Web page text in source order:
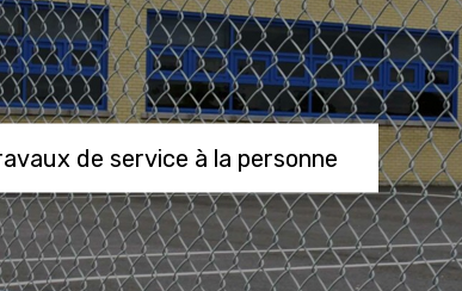
de service à la personne